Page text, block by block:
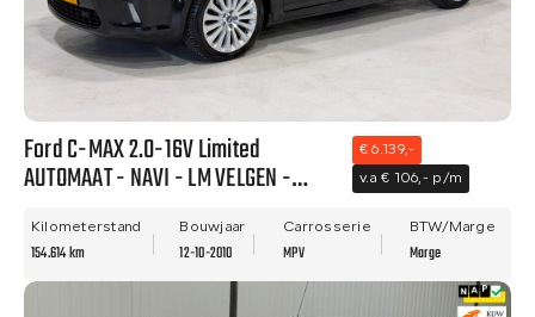
Ford C-MAX 2.0-16V Limited
AUTOMAAT - NAVI - LM VELGEN -
€ 6.139,-
v.a € 106,- p/m
Kilometerstand
154.614 km
Bouwjaar
12-10-2010
Carrosserie
MPV
BTW/Marge
Marge